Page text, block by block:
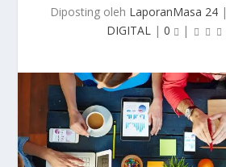
Diposting oleh LaporanMasa 24|
DIGITAL | 0 |